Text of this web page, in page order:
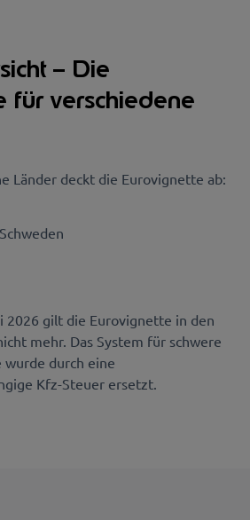
– Die
für verschiedene
Länder deckt die Eurovignette ab:
Schweden
2026 gilt die Eurovignette in den
mehr. Das System für schwere
durch eine
Kfz-Steuer ersetzt.